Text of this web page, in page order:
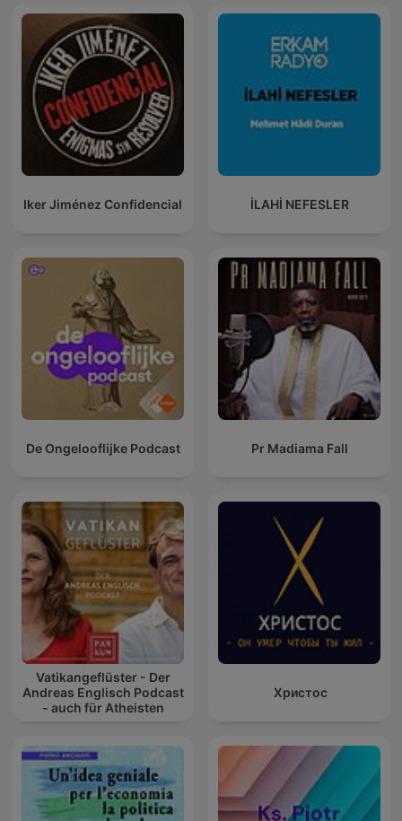
Iker Jiménez Confidencial İLAHİ NEFESLER
De Ongelooflijke Podcast Pr Madiama Fall
Vatikangeflüster - Der
Andreas Englisch Podcast
- auch für Atheisten
Христос